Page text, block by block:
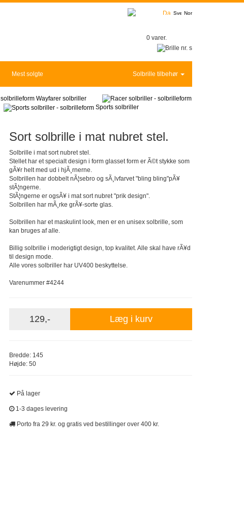
0 varer.
Mest solgte Solbrille tilbehør
Wayfarer solbriller
Sports solbriller
Sort solbrille i mat nubret stel.
Solbrille i mat sort nubret stel.
Stellet har et specialt design i form glasset form er Ã©t stykke som
gÃ¥r helt med ud i hjÃ¸rnerne.
Solbrillen har dobbelt nÃ¦sebro og sÃ¸lvfarvet "bling bling"pÃ¥
stÃ¦ngerne.
StÃ¦ngerne er ogsÃ¥ i mat sort nubret "prik design".
Solbrillen har mÃ¸rke grÃ¥-sorte glas.
Solbrillen har et maskulint look, men er en unisex solbrille, som
kan bruges af alle.
Billig solbrille i moderigtigt design, top kvalitet. Alle skal have rÃ¥d
til design mode.
Alle vores solbriller har UV400 beskyttelse.
Varenummer #4244
129,- Læg i kurv
Bredde: 145
Højde: 50
På lager
1-3 dages levering
Porto fra 29 kr. og gratis ved bestillinger over 400 kr.